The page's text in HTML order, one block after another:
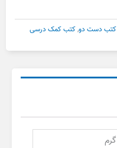
کتب دست دو,کتب کمک درسی